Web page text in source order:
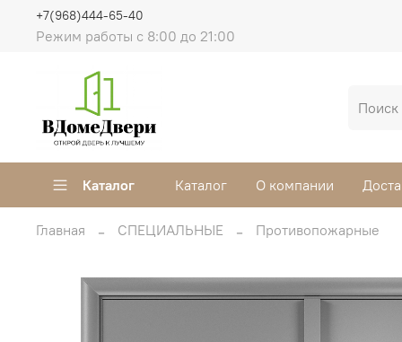
Режим работы с 8:00 до 21:00
+7(968)444-65-40
Каталог Каталог О компании
Главная СПЕЦИАЛЬНЫЕ Противопожарные